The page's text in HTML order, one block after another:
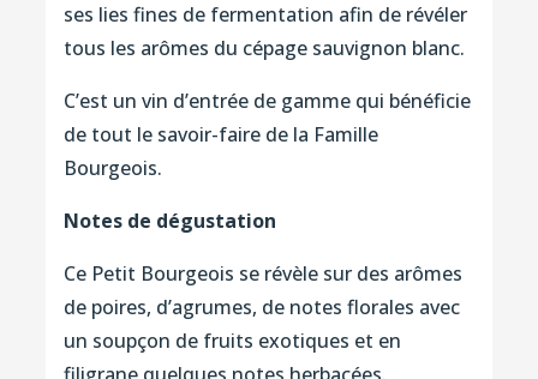
ses lies fines de fermentation afin de révéler
tous les arômes du cépage sauvignon blanc.
C’est un vin d’entrée de gamme qui bénéficie
de tout le savoir-faire de la Famille
Bourgeois.
Notes de dégustation
Ce Petit Bourgeois se révèle sur des arômes
de poires, d’agrumes, de notes florales avec
un soupçon de fruits exotiques et en